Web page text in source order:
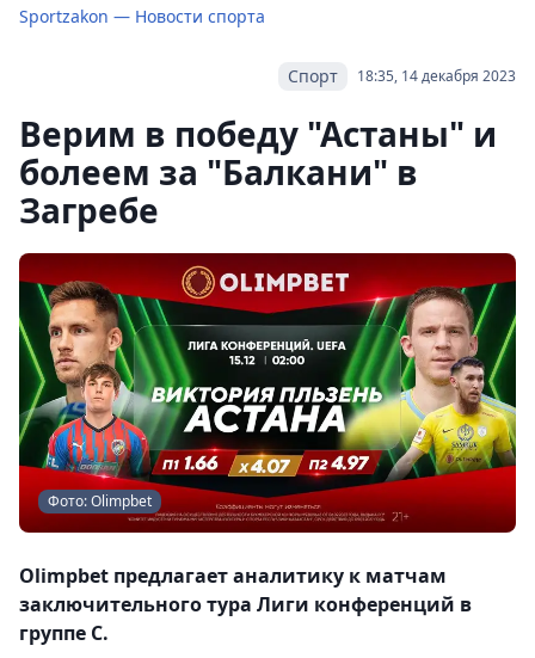
Sportzakon — Новости спорта
18:35, 14 декабря 2023
Спорт
Верим в победу "Астаны" и
болеем за "Балкани" в
Загребе
Фото: Olimpbet
Olimpbet предлагает аналитику к матчам
заключительного тура Лиги конференций в
группе С.